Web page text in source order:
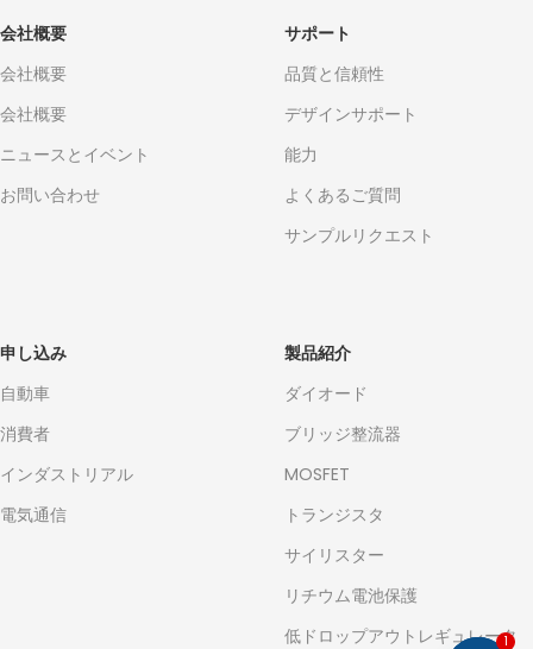
会社概要
会社概要
会社概要
ニュースとイベント
お問い合わせ
サポート
品質と信頼性
デザインサポート
能力
よくあるご質問
サンプルリクエスト
申し込み
自動車
消費者
インダストリアル
電気通信
製品紹介
ダイオード
ブリッジ整流器
MOSFET
トランジスタ
サイリスター
リチウム電池保護
低ドロップアウトレギュレータ
1